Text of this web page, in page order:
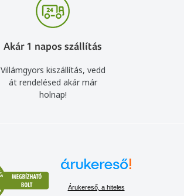
Akár 1 napos szállítás
Villámgyors kiszállítás, vedd
át rendelésed akár már
holnap!
Árukereső, a hiteles